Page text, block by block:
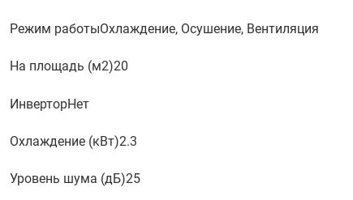
Режим работыОхлаждение, Осушение, Вентиляция
На площадь (м2)20
ИнверторНет
Охлаждение (кВт)2.3
Уровень шума (дБ)25